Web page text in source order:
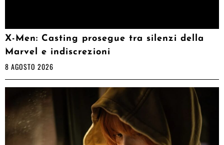
X-Men: Casting prosegue tra silenzi della
Marvel e indiscrezioni
8 AGOSTO 2026